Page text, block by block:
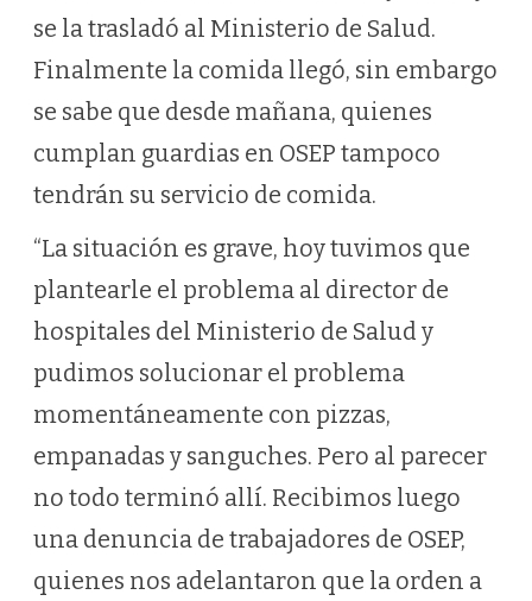
se la trasladó al Ministerio de Salud.
Finalmente la comida llegó, sin embargo
se sabe que desde mañana, quienes
cumplan guardias en OSEP tampoco
tendrán su servicio de comida.
“La situación es grave, hoy tuvimos que
plantearle el problema al director de
hospitales del Ministerio de Salud y
pudimos solucionar el problema
momentáneamente con pizzas,
empanadas y sanguches. Pero al parecer
no todo terminó allí. Recibimos luego
una denuncia de trabajadores de OSEP,
quienes nos adelantaron que la orden a